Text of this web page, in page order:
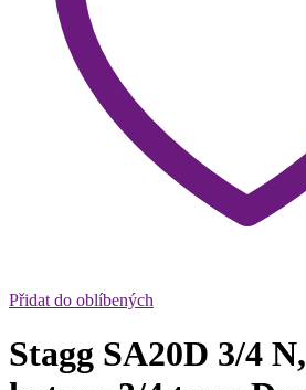
Přidat do oblíbených
Stagg SA20D 3/4